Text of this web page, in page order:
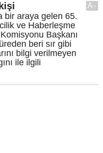
bir araya gelen 65.
ve Haberleşme
Başkanı
beri sır gibi
bilgi verilmeyen
ile ilgili
A-